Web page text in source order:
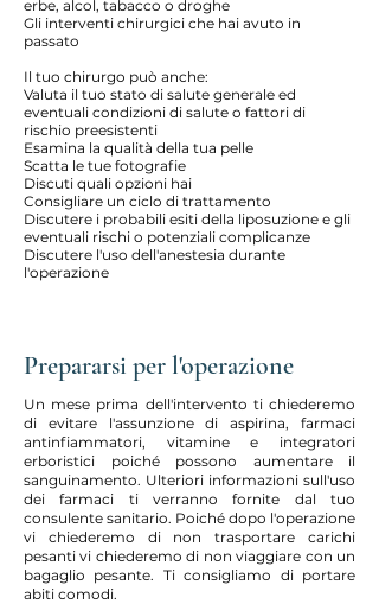
erbe, alcol, tabacco o droghe
Gli interventi chirurgici che hai avuto in
passato
Il tuo chirurgo può anche:
Valuta il tuo stato di salute generale ed
eventuali condizioni di salute o fattori di
rischio preesistenti
Esamina la qualità della tua pelle
Scatta le tue fotografie
Discuti quali opzioni hai
Consigliare un ciclo di trattamento
Discutere i probabili esiti della liposuzione e gli
eventuali rischi o potenziali complicanze
Discutere l'uso dell'anestesia durante
l'operazione
Prepararsi per l'operazione
Un mese prima dell'intervento ti chiederemo
di evitare l'assunzione di aspirina, farmaci
antinfiammatori, vitamine e integratori
erboristici poiché possono aumentare il
sanguinamento. Ulteriori informazioni sull'uso
dei farmaci ti verranno fornite dal tuo
consulente sanitario. Poiché dopo l'operazione
vi chiederemo di non trasportare carichi
pesanti vi chiederemo di non viaggiare con un
bagaglio pesante. Ti consigliamo di portare
abiti comodi.